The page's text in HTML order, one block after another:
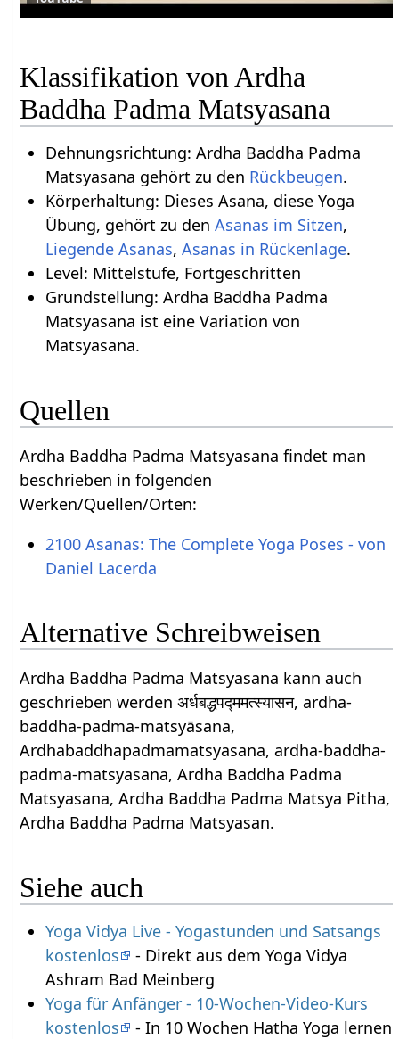
Klassifikation von Ardha
Baddha Padma Matsyasana
Dehnungsrichtung: Ardha Baddha Padma
Matsyasana gehört zu den Rückbeugen.
Körperhaltung: Dieses Asana, diese Yoga
Übung, gehört zu den Asanas im Sitzen,
Liegende Asanas, Asanas in Rückenlage.
Level: Mittelstufe, Fortgeschritten
Grundstellung: Ardha Baddha Padma
Matsyasana ist eine Variation von
Matsyasana.
Quellen
Ardha Baddha Padma Matsyasana findet man
beschrieben in folgenden
Werken/Quellen/Orten:
2100 Asanas: The Complete Yoga Poses - von
Daniel Lacerda
Alternative Schreibweisen
Ardha Baddha Padma Matsyasana kann auch
geschrieben werden अर्धबद्धपद्ममत्स्यासन, ardha-
baddha-padma-matsyāsana,
Ardhabaddhapadmamatsyasana, ardha-baddha-
padma-matsyasana, Ardha Baddha Padma
Matsyasana, Ardha Baddha Padma Matsya Pitha,
Ardha Baddha Padma Matsyasan.
Siehe auch
Yoga Vidya Live - Yogastunden und Satsangs
kostenlos
- Direkt aus dem Yoga Vidya
Ashram Bad Meinberg
Yoga für Anfänger - 10-Wochen-Video-Kurs
kostenlos
- In 10 Wochen Hatha Yoga lernen